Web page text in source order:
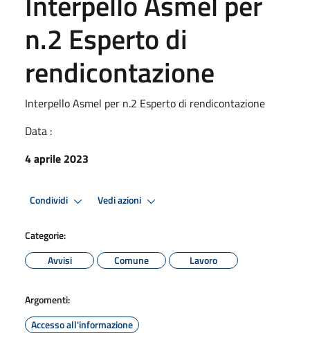
n.2 Esperto di
rendicontazione
Interpello Asmel per n.2 Esperto di rendicontazione
Data :
4 aprile 2023
Condividi Vedi azioni
Categorie:
Avvisi
Comune Lavoro
Argomenti:
Accesso all'informazione